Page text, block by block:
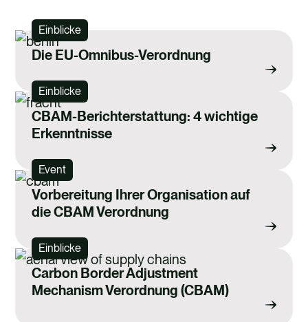
Einblicke
Die EU-Omnibus-Verordnung
Einblicke
CBAM-Berichterstattung: 4 wichtige
Erkenntnisse
Event
Vorbereitung Ihrer Organisation auf
die CBAM Verordnung
Einblicke
Carbon Border Adjustment
Mechanism Verordnung (CBAM)